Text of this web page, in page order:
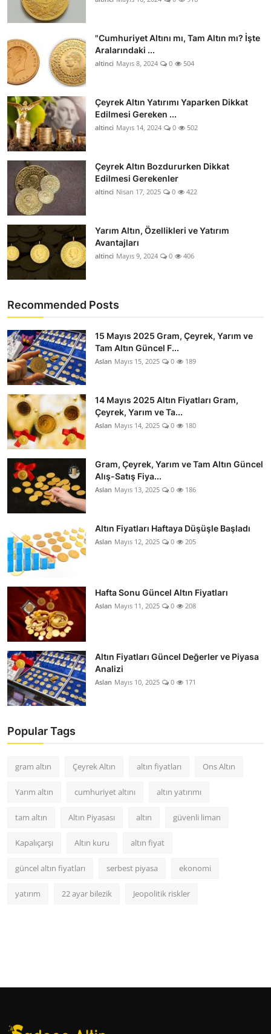
"Cumhuriyet Altını mı, Tam Altın mı? İşte
Aralarındaki ...
altinci Mayıs 8, 2024 0 504
Çeyrek Altın Yatırımı Yaparken Dikkat
Edilmesi Gereken ...
altinci Mayıs 14, 2024 0 502
Çeyrek Altın Bozdururken Dikkat
Edilmesi Gerekenler
altinci Nisan 17, 2025 0 422
Yarım Altın, Özellikleri ve Yatırım
Avantajları
altinci Mayıs 9, 2024 0 406
Recommended Posts
15 Mayıs 2025 Gram, Çeyrek, Yarım ve
Tam Altın Güncel F...
Aslan Mayıs 15, 2025 0 189
14 Mayıs 2025 Altın Fiyatları Gram,
Çeyrek, Yarım ve Ta...
Aslan Mayıs 14, 2025 0 180
Gram, Çeyrek, Yarım ve Tam Altın Güncel
Alış-Satış Fiya...
Aslan Mayıs 13, 2025 0 186
Altın Fiyatları Haftaya Düşüşle Başladı
Aslan Mayıs 12, 2025 0 205
Hafta Sonu Güncel Altın Fiyatları
Aslan Mayıs 11, 2025 0 208
Altın Fiyatları Güncel Değerler ve Piyasa
Analizi
Aslan Mayıs 10, 2025 0 171
Popular Tags
gram altın Çeyrek Altın altın fiyatları Ons Altın
Yarım altın cumhuriyet altını altın yatırımı
tam altın Altın Piyasası altın güvenli liman
Kapalıçarşı Altın kuru altın fiyat
güncel altın fiyatları serbest piyasa ekonomi
yatırım 22 ayar bilezik Jeopolitik riskler